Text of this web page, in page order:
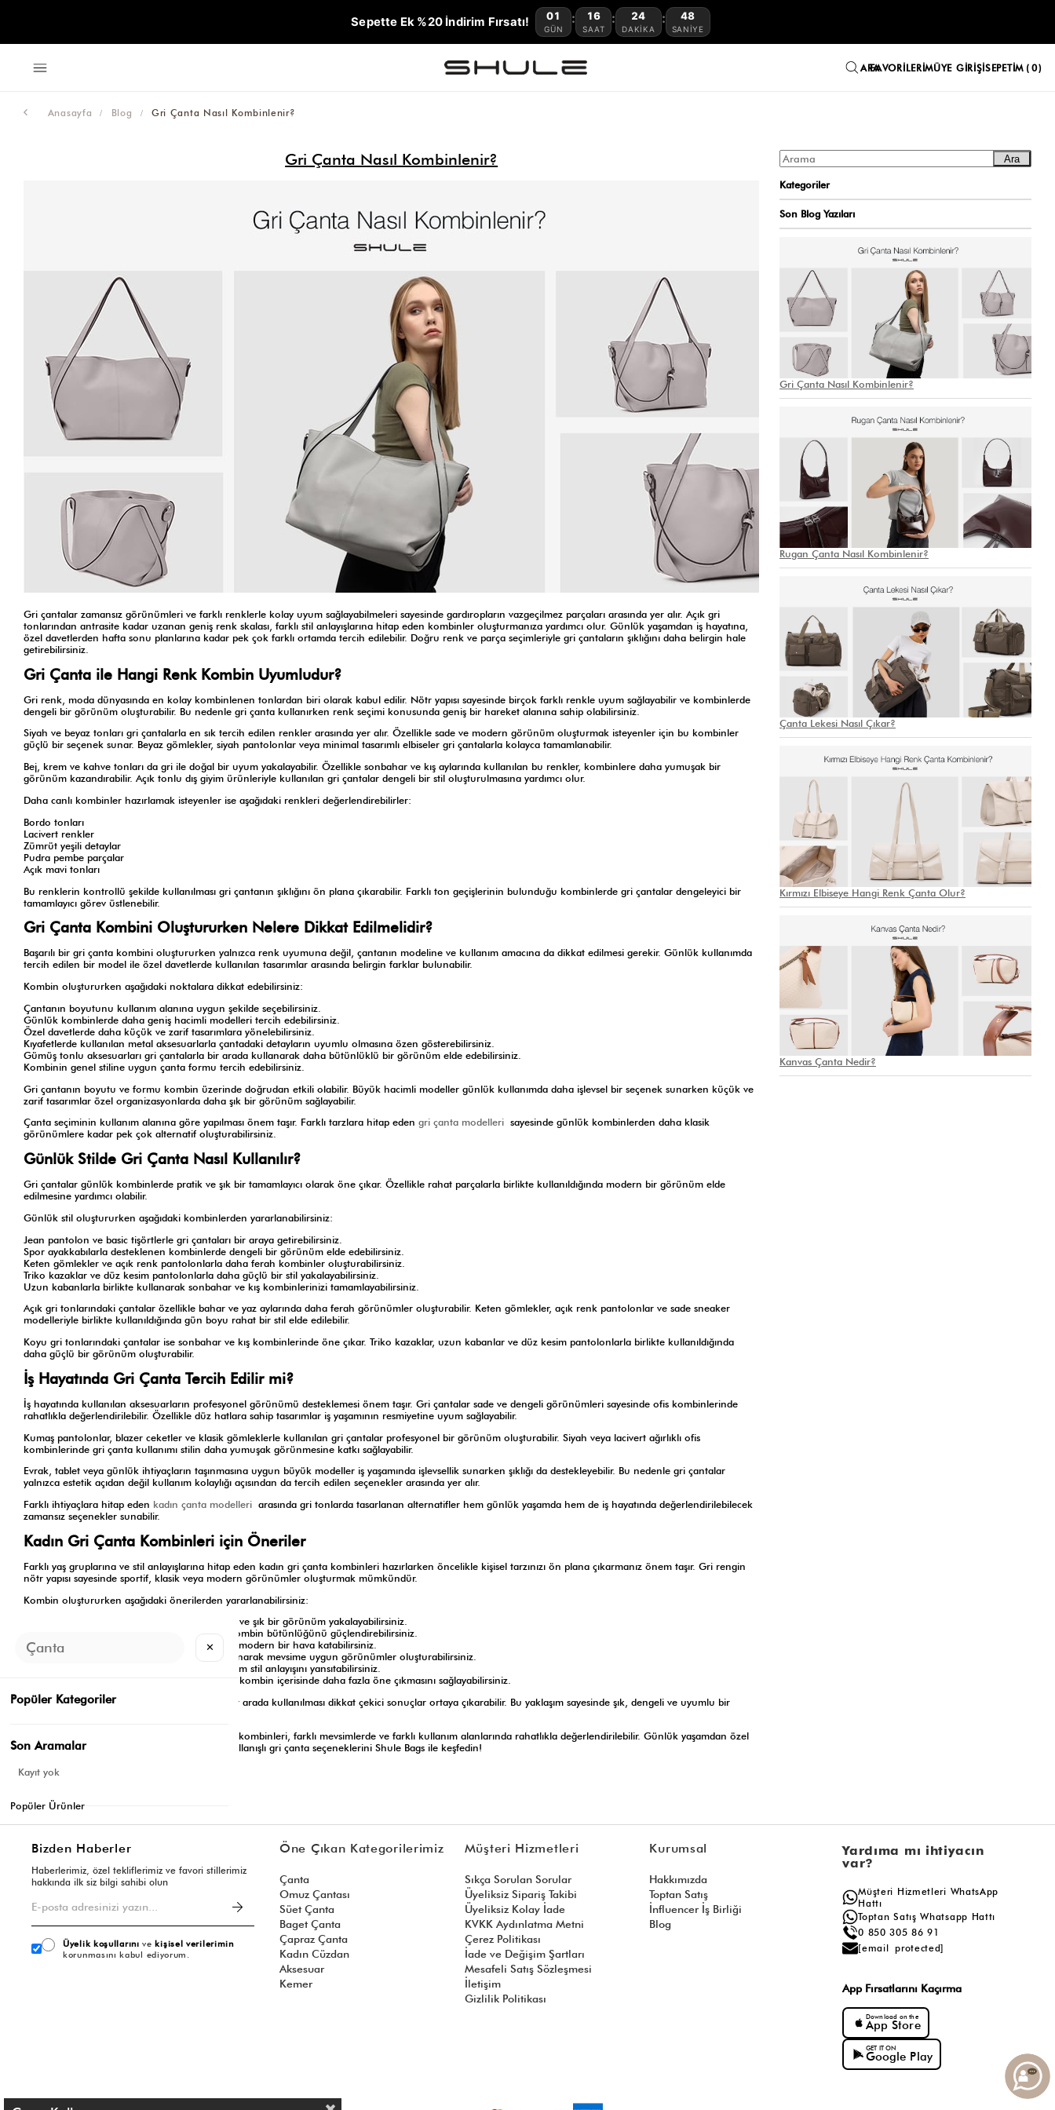
Sepette Ek %20 İndirim Fırsatı! 01
GÜN
: 16
SAAT
: 24
DAKIKA
: 47
SANIYE
FAVORILERIMÜYE GIRIŞISEPETIM 0
Anasayfa Blog Gri Çanta Nasıl Kombinlenir?
Gri Çanta Nasıl Kombinlenir?
Gri çantalar zamansız görünümleri ve farklı renklerle kolay uyum sağlayabilmeleri sayesinde gardıropların vazgeçilmez parçaları arasında yer alır. Açık gri
tonlarından antrasite kadar uzanan geniş renk skalası, farklı stil anlayışlarına hitap eden kombinler oluşturmanıza yardımcı olur. Günlük yaşamdan iş hayatına,
özel davetlerden hafta sonu planlarına kadar pek çok farklı ortamda tercih edilebilir. Doğru renk ve parça seçimleriyle gri çantaların şıklığını daha belirgin hale
getirebilirsiniz.
Gri Çanta ile Hangi Renk Kombin Uyumludur?
Gri renk, moda dünyasında en kolay kombinlenen tonlardan biri olarak kabul edilir. Nötr yapısı sayesinde birçok farklı renkle uyum sağlayabilir ve kombinlerde
dengeli bir görünüm oluşturabilir. Bu nedenle gri çanta kullanırken renk seçimi konusunda geniş bir hareket alanına sahip olabilirsiniz.
Siyah ve beyaz tonları gri çantalarla en sık tercih edilen renkler arasında yer alır. Özellikle sade ve modern görünüm oluşturmak isteyenler için bu kombinler
güçlü bir seçenek sunar. Beyaz gömlekler, siyah pantolonlar veya minimal tasarımlı elbiseler gri çantalarla kolayca tamamlanabilir.
Bej, krem ve kahve tonları da gri ile doğal bir uyum yakalayabilir. Özellikle sonbahar ve kış aylarında kullanılan bu renkler, kombinlere daha yumuşak bir
görünüm kazandırabilir. Açık tonlu dış giyim ürünleriyle kullanılan gri çantalar dengeli bir stil oluşturulmasına yardımcı olur.
Daha canlı kombinler hazırlamak isteyenler ise aşağıdaki renkleri değerlendirebilirler:
Bordo tonları
Lacivert renkler
Zümrüt yeşili detaylar
Pudra pembe parçalar
Açık mavi tonları
Bu renklerin kontrollü şekilde kullanılması gri çantanın şıklığını ön plana çıkarabilir. Farklı ton geçişlerinin bulunduğu kombinlerde gri çantalar dengeleyici bir
tamamlayıcı görev üstlenebilir.
Gri Çanta Kombini Oluştururken Nelere Dikkat Edilmelidir?
Başarılı bir gri çanta kombini oluştururken yalnızca renk uyumuna değil, çantanın modeline ve kullanım amacına da dikkat edilmesi gerekir. Günlük kullanımda
tercih edilen bir model ile özel davetlerde kullanılan tasarımlar arasında belirgin farklar bulunabilir.
Kombin oluştururken aşağıdaki noktalara dikkat edebilirsiniz:
Çantanın boyutunu kullanım alanına uygun şekilde seçebilirsiniz.
Günlük kombinlerde daha geniş hacimli modelleri tercih edebilirsiniz.
Özel davetlerde daha küçük ve zarif tasarımlara yönelebilirsiniz.
Kıyafetlerde kullanılan metal aksesuarlarla çantadaki detayların uyumlu olmasına özen gösterebilirsiniz.
Gümüş tonlu aksesuarları gri çantalarla bir arada kullanarak daha bütünlüklü bir görünüm elde edebilirsiniz.
Kombinin genel stiline uygun çanta formu tercih edebilirsiniz.
Gri çantanın boyutu ve formu kombin üzerinde doğrudan etkili olabilir. Büyük hacimli modeller günlük kullanımda daha işlevsel bir seçenek sunarken küçük ve
zarif tasarımlar özel organizasyonlarda daha şık bir görünüm sağlayabilir.
Çanta seçiminin kullanım alanına göre yapılması önem taşır. Farklı tarzlara hitap eden gri çanta modelleri sayesinde günlük kombinlerden daha klasik
görünümlere kadar pek çok alternatif oluşturabilirsiniz.
Günlük Stilde Gri Çanta Nasıl Kullanılır?
Gri çantalar günlük kombinlerde pratik ve şık bir tamamlayıcı olarak öne çıkar. Özellikle rahat parçalarla birlikte kullanıldığında modern bir görünüm elde
edilmesine yardımcı olabilir.
Günlük stil oluştururken aşağıdaki kombinlerden yararlanabilirsiniz:
Jean pantolon ve basic tişörtlerle gri çantaları bir araya getirebilirsiniz.
Spor ayakkabılarla desteklenen kombinlerde dengeli bir görünüm elde edebilirsiniz.
Keten gömlekler ve açık renk pantolonlarla daha ferah kombinler oluşturabilirsiniz.
Triko kazaklar ve düz kesim pantolonlarla daha güçlü bir stil yakalayabilirsiniz.
Uzun kabanlarla birlikte kullanarak sonbahar ve kış kombinlerinizi tamamlayabilirsiniz.
Açık gri tonlarındaki çantalar özellikle bahar ve yaz aylarında daha ferah görünümler oluşturabilir. Keten gömlekler, açık renk pantolonlar ve sade sneaker
modelleriyle birlikte kullanıldığında gün boyu rahat bir stil elde edilebilir.
Koyu gri tonlarındaki çantalar ise sonbahar ve kış kombinlerinde öne çıkar. Triko kazaklar, uzun kabanlar ve düz kesim pantolonlarla birlikte kullanıldığında
daha güçlü bir görünüm oluşturabilir.
İş Hayatında Gri Çanta Tercih Edilir mi?
İş hayatında kullanılan aksesuarların profesyonel görünümü desteklemesi önem taşır. Gri çantalar sade ve dengeli görünümleri sayesinde ofis kombinlerinde
rahatlıkla değerlendirilebilir. Özellikle düz hatlara sahip tasarımlar iş yaşamının resmiyetine uyum sağlayabilir.
Kumaş pantolonlar, blazer ceketler ve klasik gömleklerle kullanılan gri çantalar profesyonel bir görünüm oluşturabilir. Siyah veya lacivert ağırlıklı ofis
kombinlerinde gri çanta kullanımı stilin daha yumuşak görünmesine katkı sağlayabilir.
Evrak, tablet veya günlük ihtiyaçların taşınmasına uygun büyük modeller iş yaşamında işlevsellik sunarken şıklığı da destekleyebilir. Bu nedenle gri çantalar
yalnızca estetik açıdan değil kullanım kolaylığı açısından da tercih edilen seçenekler arasında yer alır.
Farklı ihtiyaçlara hitap eden kadın çanta modelleri arasında gri tonlarda tasarlanan alternatifler hem günlük yaşamda hem de iş hayatında değerlendirilebilecek
zamansız seçenekler sunabilir.
Kadın Gri Çanta Kombinleri için Öneriler
Farklı yaş gruplarına ve stil anlayışlarına hitap eden kadın gri çanta kombinleri hazırlarken öncelikle kişisel tarzınızı ön plana çıkarmanız önem taşır. Gri rengin
nötr yapısı sayesinde sportif, klasik veya modern görünümler oluşturmak mümkündür.
Kombin oluştururken aşağıdaki önerilerden yararlanabilirsiniz:
Beyaz gömlek ve düz kesim pantolonlarla sade ve şık bir görünüm yakalayabilirsiniz.
Desenli parçaları gri çantalarla dengeleyerek kombin bütünlüğünü güçlendirebilirsiniz.
Jean pantolon ve basic üstlerle günlük stilinize modern bir hava katabilirsiniz.
Triko kazaklar ve uzun kabanlarla birlikte kullanarak mevsime uygun görünümler oluşturabilirsiniz.
Farklı gri tonlarını bir araya getirerek monokrom stil anlayışını yansıtabilirsiniz.
Minimal aksesuarlar tercih ederek gri çantanın kombin içerisinde daha fazla öne çıkmasını sağlayabilirsiniz.
Monokrom kombinlerde farklı gri tonlarının bir arada kullanılması dikkat çekici sonuçlar ortaya çıkarabilir. Bu yaklaşım sayesinde şık, dengeli ve uyumlu bir
Zamansız görünümüyle dikkat çeken gri çanta kombinleri, farklı mevsimlerde ve farklı kullanım alanlarında rahatlıkla değerlendirilebilir. Günlük yaşamdan özel
davetlere kadar stilinizi tamamlayacak şık ve kullanışlı gri çanta seçeneklerini Shule Bags ile keşfedin!
Etiketler:
Ara
Kategoriler
Son Blog Yazıları
Gri Çanta Nasıl Kombinlenir?
Rugan Çanta Nasıl Kombinlenir?
Çanta Lekesi Nasıl Çıkar?
Kırmızı Elbiseye Hangi Renk Çanta Olur?
Kanvas Çanta Nedir?
Bizden Haberler
Haberlerimiz, özel tekliflerimiz ve favori stillerimiz
hakkında ilk siz bilgi sahibi olun
Üyelik koşullarını vekişisel verilerimin
korunmasını kabul ediyorum.
Öne Çıkan Kategorilerimiz
Çanta
Omuz Çantası
Süet Çanta
Baget Çanta
Çapraz Çanta
Kadın Cüzdan
Aksesuar
Kemer
Müşteri Hizmetleri
Sıkça Sorulan Sorular
Üyeliksiz Sipariş Takibi
Üyeliksiz Kolay İade
KVKK Aydınlatma Metni
Çerez Politikası
İade ve Değişim Şartları
Mesafeli Satış Sözleşmesi
İletişim
Gizlilik Politikası
Kurumsal
Hakkımızda
Toptan Satış
İnfluencer İş Birliği
Blog
Yardıma mı ihtiyacın
var?
Müşteri Hizmetleri WhatsApp
Hattı
Toptan Satış Whatsapp Hattı
0 850 305 86 91
[email protected]
App Fırsatlarını Kaçırma
Download on the
App Store
GET IT ON
Google Play
✕
Popüler Kategoriler
Son Aramalar
Kayıt yok
Popüler Ürünler